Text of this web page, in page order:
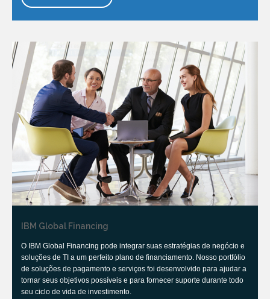
IBM Global Financing
O IBM Global Financing pode integrar suas estratégias de negócio e
soluções de TI a um perfeito plano de financiamento. Nosso portfólio
de soluções de pagamento e serviços foi desenvolvido para ajudar a
tornar seus objetivos possíveis e para fornecer suporte durante todo
seu ciclo de vida de investimento.